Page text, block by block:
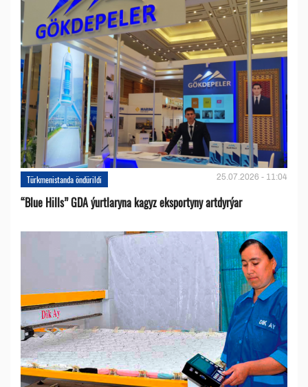
Türkmenistanda öndürildi 25.07.2026 - 11:04
“Blue Hills” GDA ýurtlaryna kagyz eksportyny artdyrýar